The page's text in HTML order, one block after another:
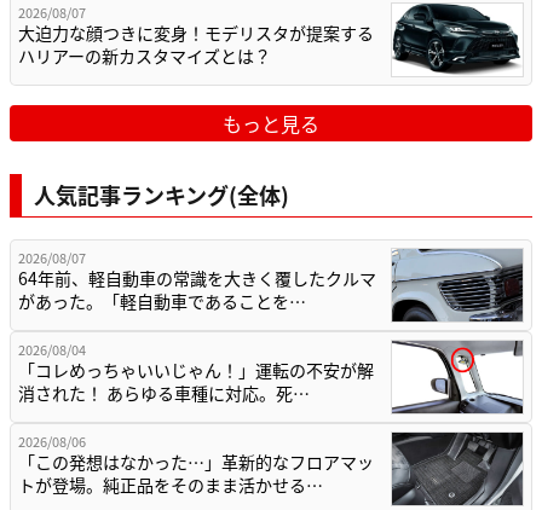
2026/08/07
大迫力な顔つきに変身！モデリスタが提案する
ハリアーの新カスタマイズとは？
もっと見る
人気記事ランキング(全体)
2026/08/07
64年前、軽自動車の常識を大きく覆したクルマ
があった。「軽自動車であることを…
2026/08/04
「コレめっちゃいいじゃん！」運転の不安が解
消された！ あらゆる車種に対応。死…
2026/08/06
「この発想はなかった…」革新的なフロアマッ
トが登場。純正品をそのまま活かせる…